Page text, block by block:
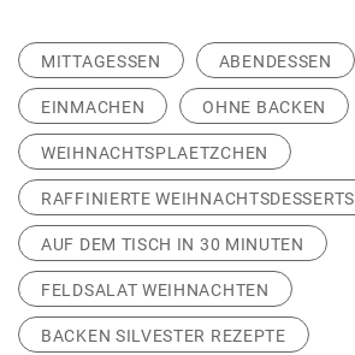
MITTAGESSEN ABENDESSEN
EINMACHEN OHNE BACKEN
WEIHNACHTSPLAETZCHEN
RAFFINIERTE WEIHNACHTSDESSERTS
AUF DEM TISCH IN 30 MINUTEN
FELDSALAT WEIHNACHTEN
BACKEN SILVESTER REZEPTE